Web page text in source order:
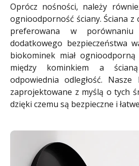
Oprócz nośności, należy
ognioodporność ściany. Ściana z
preferowana w
dodatkowego bezpieczeństwa
biokominek miał
między kominkiem a
odpowiednia odległość.
zaprojektowane z myślą o tych
dzięki czemu są bezpieczne i